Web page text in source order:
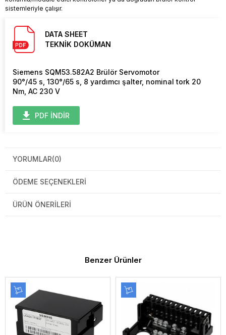
sistemleriyle çalışır.
DATA SHEET
TEKNİK DOKÜMAN
Siemens SQM53.582A2 Brülör Servomotor
90°/45 s, 130°/65 s, 8 yardımcı şalter, nominal tork 20
Nm, AC 230 V
PDF İNDİR
YORUMLAR(0)
ÖDEME SEÇENEKLERI
ÜRÜN ÖNERILERI
Benzer Ürünler